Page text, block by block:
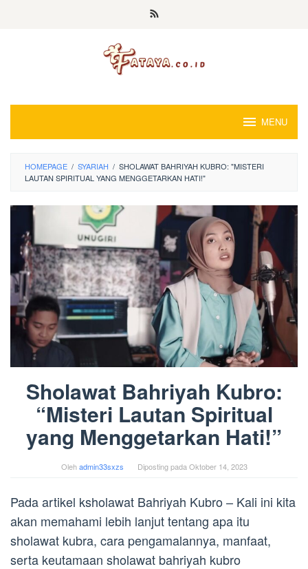
MENU
HOMEPAGE / SYARIAH / SHOLAWAT BAHRIYAH KUBRO: "MISTERI
LAUTAN SPIRITUAL YANG MENGGETARKAN HATI!"
Sholawat Bahriyah Kubro:
“Misteri Lautan Spiritual
yang Menggetarkan Hati!”
Olehadmin33sxzs Diposting pada Oktober 14, 2023
Pada artikel ksholawat Bahriyah Kubro – Kali ini kita
akan memahami lebih lanjut tentang apa itu
sholawat kubra, cara pengamalannya, manfaat,
serta keutamaan sholawat bahriyah kubro